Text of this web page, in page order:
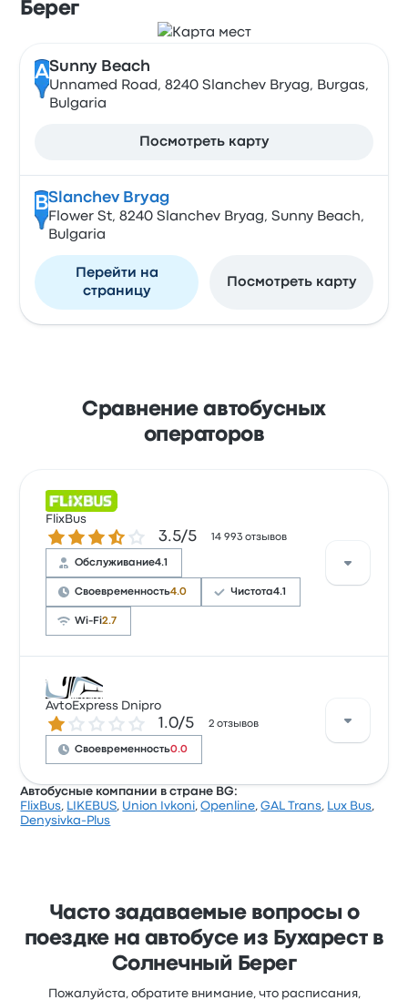
Берег
ASunny Beach
Unnamed Road, 8240 Slanchev Bryag, Burgas,
Bulgaria
Посмотреть карту
BSlanchev Bryag
Flower St, 8240 Slanchev Bryag, Sunny Beach,
Bulgaria
Перейти на
страницу
Посмотреть карту
Сравнение автобусных
операторов
FlixBus
Количество звезд: 3.5 из 5
3.5/5 14 993 отзывов
Обслуживание4.1
Своевременность4.0 Чистота4.1
Wi-Fi2.7
Рейтинг компании на Busbud: 3.5 (всего оценок:
14993). Больше всего путешественникам нравится
доступ к билетам и температура, но часто не
нравится Wi-Fi. Билеты на эту поездку у FlixBus
AvtoExpress Dnipro
Количество звезд: 1.0 из 5
1.0/5 2 отзывов
Своевременность0.0
Средняя оценка AvtoExpress Dnipro за эту поездку:
Автобусные компании в стране BG:
FlixBus, LIKEBUS, Union Ivkoni,Openline,GAL Trans, Lux Bus,
Denysivka-Plus
Часто задаваемые вопросы о
поездке на автобусе из Бухарест в
Солнечный Берег
Пожалуйста, обратите внимание, что расписания,